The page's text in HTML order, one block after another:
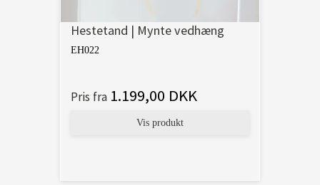
Hestetand | Mynte vedhæng
EH022
Pris fra 1.199,00 DKK
Vis produkt